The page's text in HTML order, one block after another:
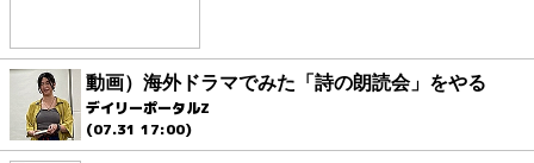
動画）海外ドラマでみた「詩の朗読会」をやる
デイリーポータルZ
(07.31 17:00)